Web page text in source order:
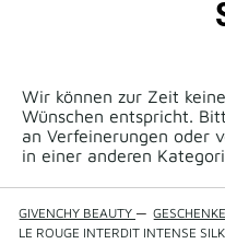
ESTELLUNG. |
Wir können zur Zeit
Wünschen entspricht.
an Verfeinerungen oder
in einer anderen
GIVENCHY BEAUTY — GESCHENKE
LE ROUGE INTERDIT INTENSE SILK